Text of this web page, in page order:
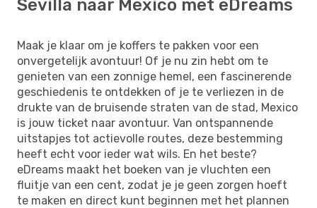
Sevilla naar Mexico met eDreams
Maak je klaar om je koffers te pakken voor een
onvergetelijk avontuur! Of je nu zin hebt om te
genieten van een zonnige hemel, een fascinerende
geschiedenis te ontdekken of je te verliezen in de
drukte van de bruisende straten van de stad, Mexico
is jouw ticket naar avontuur. Van ontspannende
uitstapjes tot actievolle routes, deze bestemming
heeft echt voor ieder wat wils. En het beste?
eDreams maakt het boeken van je vluchten een
fluitje van een cent, zodat je je geen zorgen hoeft
te maken en direct kunt beginnen met het plannen